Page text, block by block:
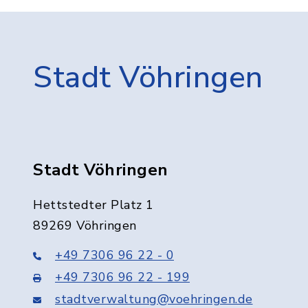
Stadt Vöhringen
Stadt Vöhringen
Hettstedter Platz 1
89269 Vöhringen
+49 7306 96 22 - 0
+49 7306 96 22 - 199
stadtverwaltung@voehringen.de